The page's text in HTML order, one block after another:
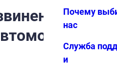
Почему
нас
Служба
и
но